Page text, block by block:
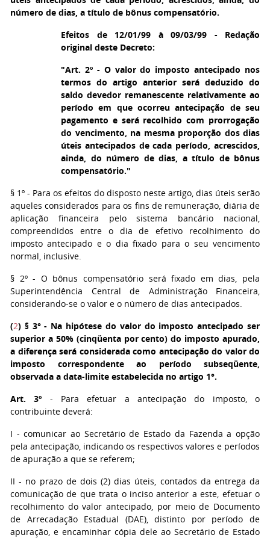
número de dias, a título de bônus compensatório.
Efeitos de 12/01/99 à 09/03/99 - Redação
original deste Decreto:
"Art. 2º - O valor do imposto antecipado nos
termos do artigo anterior será deduzido do
saldo devedor remanescente relativamente ao
período em que ocorreu antecipação de seu
pagamento e será recolhido com prorrogação
do vencimento, na mesma proporção dos dias
úteis antecipados de cada período, acrescidos,
ainda, do número de dias, a título de bônus
compensatório."
§ 1º - Para os efeitos do disposto neste artigo, dias úteis serão
aqueles considerados para os fins de remuneração, diária de
aplicação financeira pelo sistema bancário nacional,
compreendidos entre o dia de efetivo recolhimento do
imposto antecipado e o dia fixado para o seu vencimento
normal, inclusive.
§ 2º - O bônus compensatório será fixado em dias, pela
Superintendência Central de Administração Financeira,
considerando-se o valor e o número de dias antecipados.
(2) § 3° - Na hipótese do valor do imposto antecipado ser
superior a 50% (cinqüenta por cento) do imposto apurado,
a diferença será considerada como antecipação do valor do
imposto correspondente ao período subseqüente,
observada a data-limite estabelecida no artigo 1°.
Art. 3º - Para efetuar a antecipação do imposto, o
contribuinte deverá:
I - comunicar ao Secretário de Estado da Fazenda a opção
pela antecipação, indicando os respectivos valores e períodos
de apuração a que se referem;
II - no prazo de dois (2) dias úteis, contados da entrega da
comunicação de que trata o inciso anterior a este, efetuar o
recolhimento do valor antecipado, por meio de Documento
de Arrecadação Estadual (DAE), distinto por período de
apuração, e encaminhar cópia dele ao Secretário de Estado